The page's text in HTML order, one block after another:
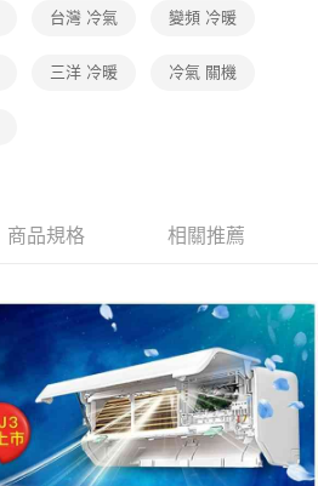
台灣 冷氣 變頻 冷暖
三洋 冷暖 冷氣 關機
商品規格 相關推薦